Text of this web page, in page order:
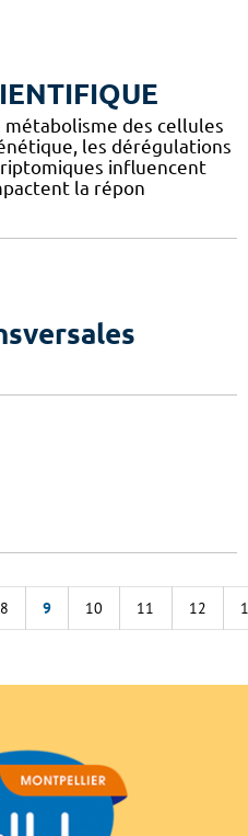
des cellules
les dérégulations
influencent
la répon
8 9 10 11 12